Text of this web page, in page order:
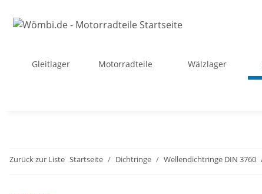
Gleitlager Motorradteile Wälzlager
Zurück zur Liste Startseite Dichtringe Wellendichtringe DIN 3760